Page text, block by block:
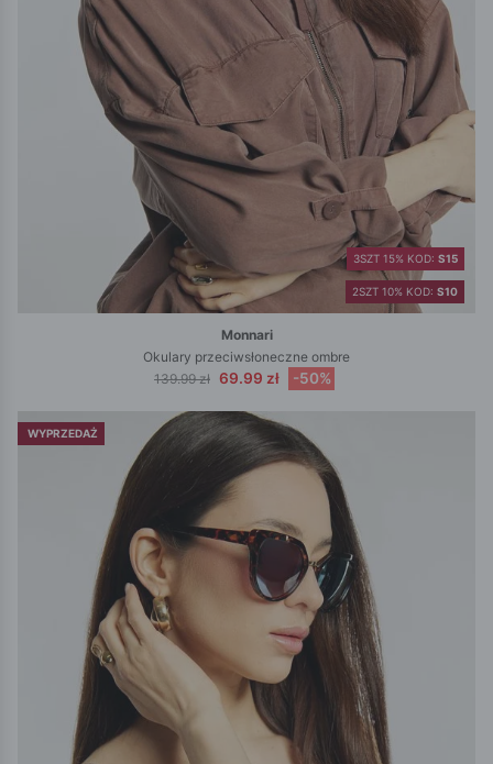
2SZT 10% KOD: S10
3SZT 15% KOD: S15
Monnari
Okulary przeciwsłoneczne ombre
139.99 zł 69.99 zł -50%
WYPRZEDAŻ